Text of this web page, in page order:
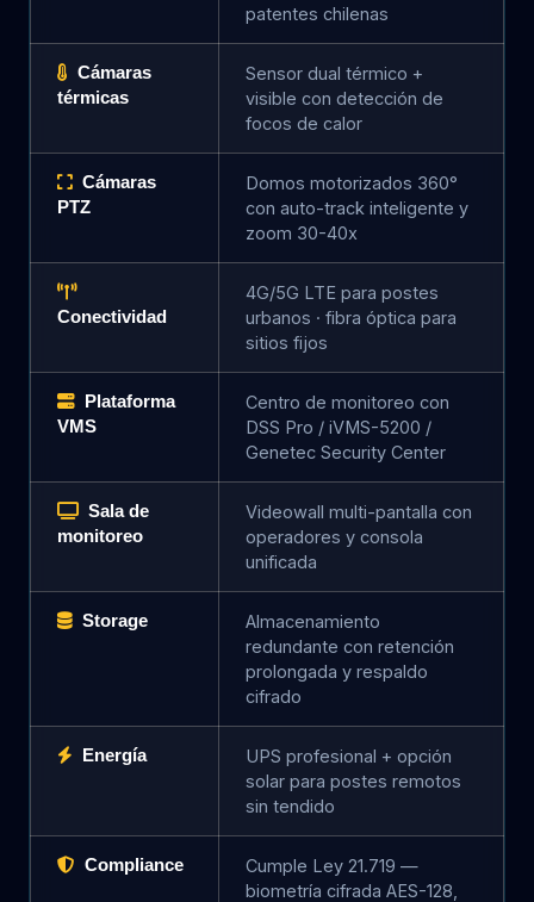
patentes chilenas
Cámaras
térmicas
Sensor dual térmico +
visible con detección de
focos de calor
Cámaras
PTZ
Domos motorizados 360°
con auto-track inteligente y
zoom 30-40x
Conectividad
4G/5G LTE para postes
urbanos · fibra óptica para
sitios fijos
Plataforma
VMS
Centro de monitoreo con
DSS Pro / iVMS-5200 /
Genetec Security Center
Sala de
monitoreo
Videowall multi-pantalla con
operadores y consola
unificada
Storage
Almacenamiento
redundante con retención
prolongada y respaldo
cifrado
Energía
UPS profesional + opción
solar para postes remotos
sin tendido
Compliance
Cumple Ley 21.719 —
biometría cifrada AES-128,